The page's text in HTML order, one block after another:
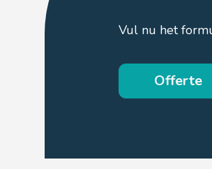
Vul nu het
Offerte